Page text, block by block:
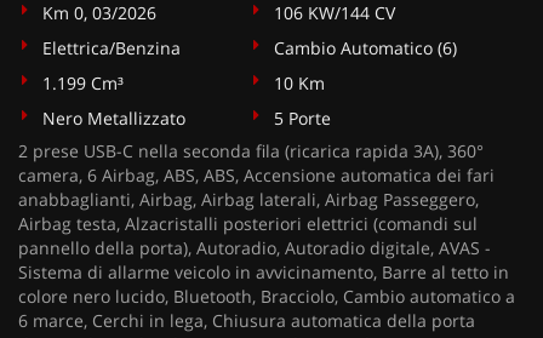
Km 0, 03/2026
106 KW/144 CV
Elettrica/Benzina
Cambio Automatico (6)
1.199 Cm³
10 Km
Nero Metallizzato
5 Porte
2 prese USB-C nella seconda fila (ricarica rapida 3A), 360°
camera, 6 Airbag, ABS, ABS, Accensione automatica dei fari
anabbaglianti, Airbag, Airbag laterali, Airbag Passeggero,
Airbag testa, Alzacristalli posteriori elettrici (comandi sul
pannello della porta), Autoradio, Autoradio digitale, AVAS -
Sistema di allarme veicolo in avvicinamento, Barre al tetto in
colore nero lucido, Bluetooth, Bracciolo, Cambio automatico a
6 marce, Cerchi in lega, Chiusura automatica della porta